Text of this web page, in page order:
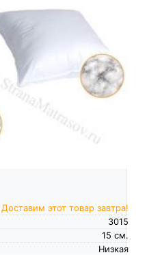
Доставим этот товар завтра!
3015
см.
15
Низкая